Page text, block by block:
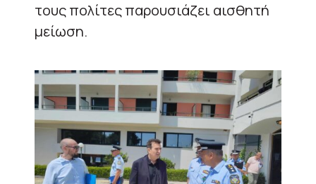
τους πολίτες παρουσιάζει αισθητή
μείωση.